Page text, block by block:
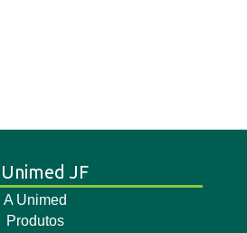
Unimed JF
A Unimed
Produtos